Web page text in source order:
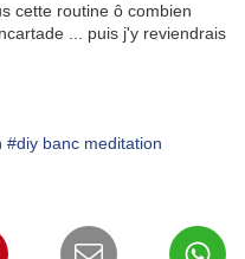
cette routine ô combien
... puis j'y reviendrais
#diy banc meditation